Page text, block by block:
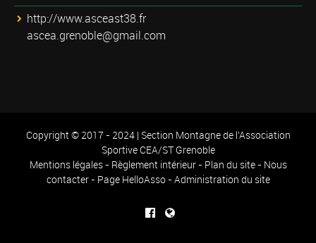
http://www.asceast38.fr
ascea.grenoble@gmail.com
Copyright © 2017 - 2024 | Section Montagne de l'Association
Sportive CEA/ST Grenoble
Mentions légales- Règlement intérieur- Plan du site- Nous
contacter- Page HelloAsso- Administration du site